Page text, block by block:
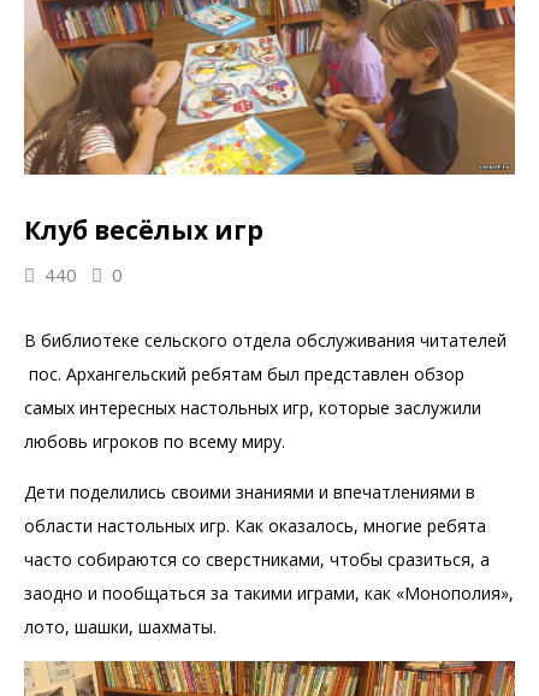
Клуб весёлых игр
440 0
В библиотеке сельского отдела обслуживания читателей
пос. Архангельский ребятам был представлен обзор
самых интересных настольных игр, которые заслужили
любовь игроков по всему миру.
Дети поделились своими знаниями и впечатлениями в
области настольных игр. Как оказалось, многие ребята
часто собираются со сверстниками, чтобы сразиться, а
заодно и пообщаться за такими играми, как «Монополия»,
лото, шашки, шахматы.